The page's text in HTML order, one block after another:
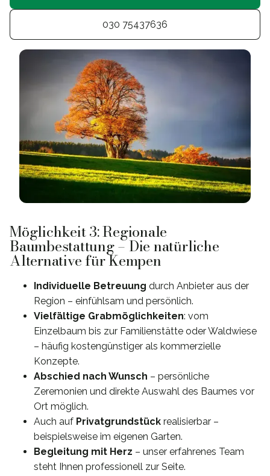
030 75437636
Möglichkeit 3: Regionale
Baumbestattung – Die natürliche
Alternative für Kempen
Individuelle Betreuung durch Anbieter aus der
Region – einfühlsam und persönlich.
Vielfältige Grabmöglichkeiten: vom
Einzelbaum bis zur Familienstätte oder Waldwiese
– häufig kostengünstiger als kommerzielle
Konzepte.
Abschied nach Wunsch – persönliche
Zeremonien und direkte Auswahl des Baumes vor
Ort möglich.
Auch auf Privatgrundstück realisierbar –
beispielsweise im eigenen Garten.
Begleitung mit Herz – unser erfahrenes Team
steht Ihnen professionell zur Seite.